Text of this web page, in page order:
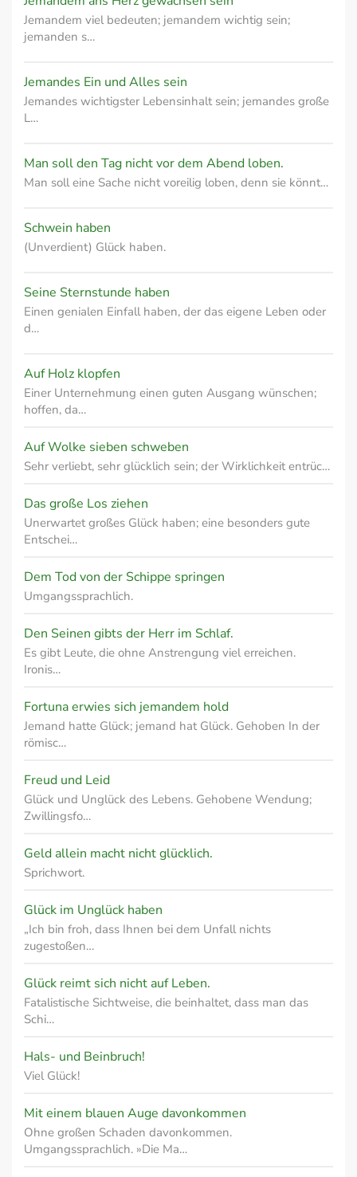
Jemandem viel bedeuten; jemandem wichtig sein;
jemanden s…
Jemandes Ein und Alles sein
Jemandes wichtigster Lebensinhalt sein; jemandes große
L…
Man soll den Tag nicht vor dem Abend loben.
Man soll eine Sache nicht voreilig loben, denn sie könnt…
Schwein haben
(Unverdient) Glück haben.
Seine Sternstunde haben
Einen genialen Einfall haben, der das eigene Leben oder
d…
Auf Holz klopfen
Einer Unternehmung einen guten Ausgang wünschen;
hoffen, da…
Auf Wolke sieben schweben
Sehr verliebt, sehr glücklich sein; der Wirklichkeit entrüc…
Das große Los ziehen
Unerwartet großes Glück haben; eine besonders gute
Entschei…
Dem Tod von der Schippe springen
Umgangssprachlich.
Den Seinen gibts der Herr im Schlaf.
Es gibt Leute, die ohne Anstrengung viel erreichen.
Ironis…
Fortuna erwies sich jemandem hold
Jemand hatte Glück; jemand hat Glück. Gehoben In der
römisc…
Freud und Leid
Glück und Unglück des Lebens. Gehobene Wendung;
Zwillingsfo…
Geld allein macht nicht glücklich.
Sprichwort.
Glück im Unglück haben
„Ich bin froh, dass Ihnen bei dem Unfall nichts
zugestoßen…
Glück reimt sich nicht auf Leben.
Fatalistische Sichtweise, die beinhaltet, dass man das
Schi…
Hals- und Beinbruch!
Viel Glück!
Mit einem blauen Auge davonkommen
Ohne großen Schaden davonkommen.
Umgangssprachlich. »Die Ma…